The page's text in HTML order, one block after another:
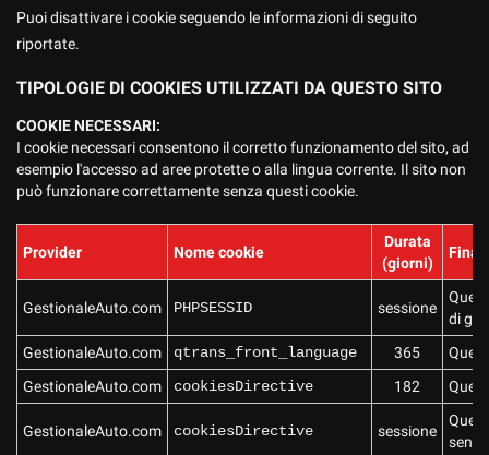
Puoi disattivare i cookie seguendo le informazioni di seguito
riportate.
TIPOLOGIE DI COOKIES UTILIZZATI DA QUESTO SITO
COOKIE NECESSARI:
I cookie necessari consentono il corretto funzionamento del sito, ad
esempio l'accesso ad aree protette o alla lingua corrente. Il sito non
può funzionare correttamente senza questi cookie.
Provider Nome cookie
Durata
(giorni)
GestionaleAuto.com PHPSESSID sessione
di
GestionaleAuto.com
qtrans_front_language 365
GestionaleAuto.com
cookiesDirective 182
GestionaleAuto.com cookiesDirective sessione
tracciamento
rimanda
alla
cookie
policy.
Puoi
rivedere
e
le
tue
qualsiasi
momento.